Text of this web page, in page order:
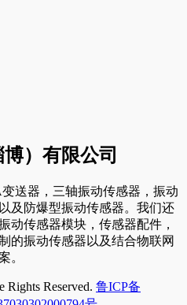
）有限公司
送器，三轴振动传感器，振动
及防爆型振动传感器。我们还
动传感器模块，传感器配件，
的振动传感器以及结合物联网
。
Reserved. 鲁ICP备